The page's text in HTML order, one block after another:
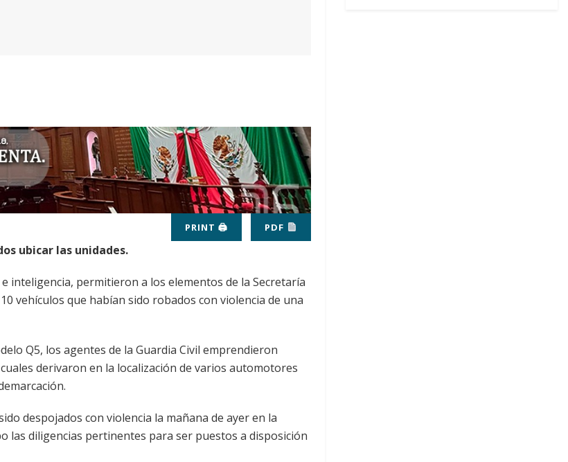
PRINT 🖨 PDF
ubicar las unidades.
inteligencia, permitieron a los elementos de la Secretaría
vehículos que habían sido robados con violencia de una
Q5, los agentes de la Guardia Civil emprendieron
derivaron en la localización de varios automotores
despojados con violencia la mañana de ayer en la
las diligencias pertinentes para ser puestos a disposición